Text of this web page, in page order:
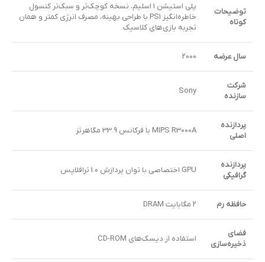
توضیحات
کوتاه
پلی استیشن 1 اسلیم، نسخه کوچک‌تر و سبک‌تر کنسول
خاطره‌انگیز PS1 با طراحی بهینه، مصرف انرژی کمتر و همان
تجربه بازی‌های کلاسیک.
سال عرضه 2000
شرکت
سازنده
Sony
پردازنده
اصلی
MIPS R3000A با فرکانس 33.9 مگاهرتز
پردازنده
گرافیکی
GPU اختصاصی با توان پردازش 1.0 ترافلاپس
حافظه رم 2 مگابایت DRAM
فضای
ذخیره‌سازی
استفاده از دیسک‌های CD-ROM